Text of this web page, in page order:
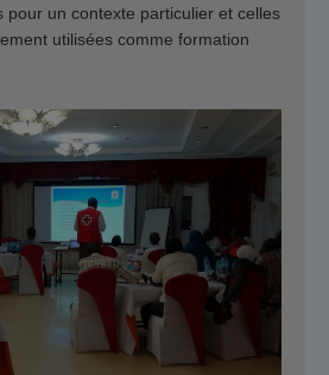
pour un contexte particulier et celles
utilisées comme formation